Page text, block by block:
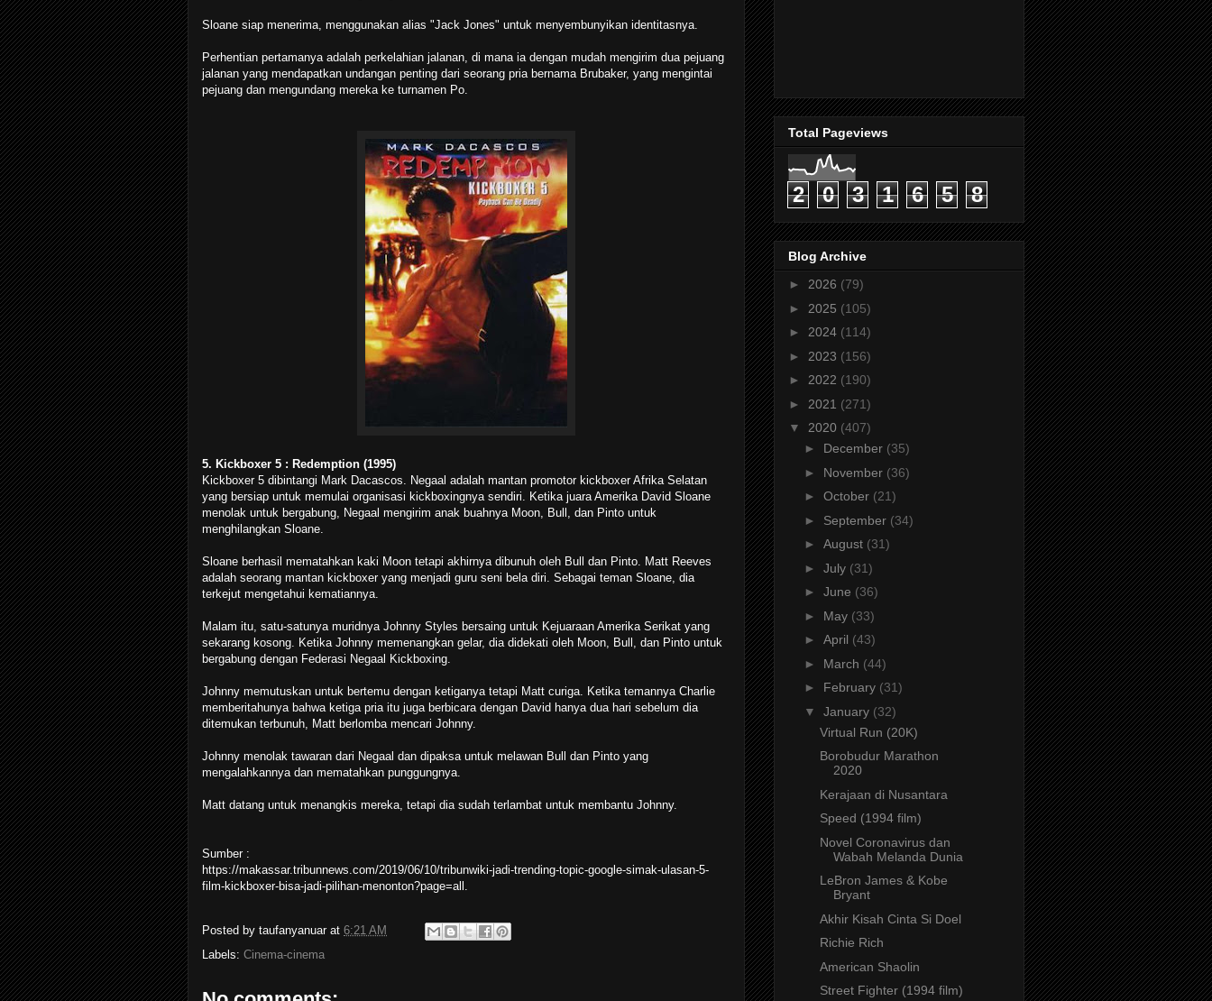
Sloane siap menerima, menggunakan alias "Jack Jones" untuk menyembunyikan identitasnya.
Perhentian pertamanya adalah perkelahian jalanan, di mana ia dengan mudah mengirim dua pejuang
jalanan yang mendapatkan undangan penting dari seorang pria bernama Brubaker, yang mengintai
pejuang dan mengundang mereka ke turnamen Po.
5. Kickboxer 5 : Redemption (1995)
Kickboxer 5 dibintangi Mark Dacascos. Negaal adalah mantan promotor kickboxer Afrika Selatan
yang bersiap untuk memulai organisasi kickboxingnya sendiri. Ketika juara Amerika David Sloane
menolak untuk bergabung, Negaal mengirim anak buahnya Moon, Bull, dan Pinto untuk
menghilangkan Sloane.
Sloane berhasil mematahkan kaki Moon tetapi akhirnya dibunuh oleh Bull dan Pinto. Matt Reeves
adalah seorang mantan kickboxer yang menjadi guru seni bela diri. Sebagai teman Sloane, dia
terkejut mengetahui kematiannya.
Malam itu, satu-satunya muridnya Johnny Styles bersaing untuk Kejuaraan Amerika Serikat yang
sekarang kosong. Ketika Johnny memenangkan gelar, dia didekati oleh Moon, Bull, dan Pinto untuk
bergabung dengan Federasi Negaal Kickboxing.
Johnny memutuskan untuk bertemu dengan ketiganya tetapi Matt curiga. Ketika temannya Charlie
memberitahunya bahwa ketiga pria itu juga berbicara dengan David hanya dua hari sebelum dia
ditemukan terbunuh, Matt berlomba mencari Johnny.
Johnny menolak tawaran dari Negaal dan dipaksa untuk melawan Bull dan Pinto yang
mengalahkannya dan mematahkan punggungnya.
Matt datang untuk menangkis mereka, tetapi dia sudah terlambat untuk membantu Johnny.
Sumber :
https://makassar.tribunnews.com/2019/06/10/tribunwiki-jadi-trending-topic-google-simak-ulasan-5-
film-kickboxer-bisa-jadi-pilihan-menonton?page=all.
Posted by taufanyanuar at 6:21 AM
Labels: Cinema-cinema
Total Pageviews
2 0 3 1 6 5 8
Blog Archive
► 2026 (79)
► 2025 (105)
► 2024 (114)
► 2023 (156)
► 2022 (190)
► 2021 (271)
▼ 2020 (407)
► December (35)
► November (36)
► October (21)
► September (34)
► August (31)
► July (31)
► June (36)
► May (33)
► April (43)
► March (44)
► February (31)
▼ January (32)
Virtual Run (20K)
Borobudur Marathon
2020
Kerajaan di Nusantara
Speed (1994 film)
Novel Coronavirus dan
Wabah Melanda Dunia
LeBron James & Kobe
Bryant
Akhir Kisah Cinta Si Doel
Richie Rich
American Shaolin
Street Fighter (1994 film)